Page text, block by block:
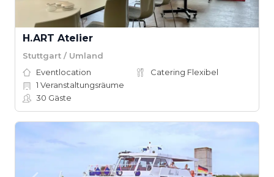
H.ART Atelier
Stuttgart / Umland
Eventlocation
Catering Flexibel
1 Veranstaltungsräume
30 Gäste